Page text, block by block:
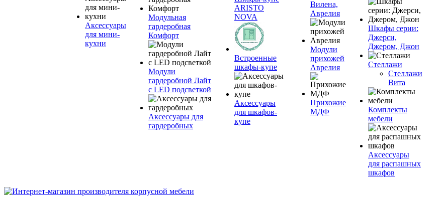
Аксессуары
для мини-
кухни
Модульная
гардеробная
Комфорт
Модули
гардеробной Лайт
с LED подсветкой
Аксессуары для
гардеробных
ARISTO
NOVA
Встроенные
шкафы-купе
Аксессуары
для шкафов-
купе
Вилена,
Аврелия
Модули
прихожей
Аврелия
Прихожие
МДФ
Шкафы серии:
Джерси,
Джером, Джон
Стеллажи
Стеллажи
Вита
Комплекты
мебели
Аксессуары
для распашных
шкафов